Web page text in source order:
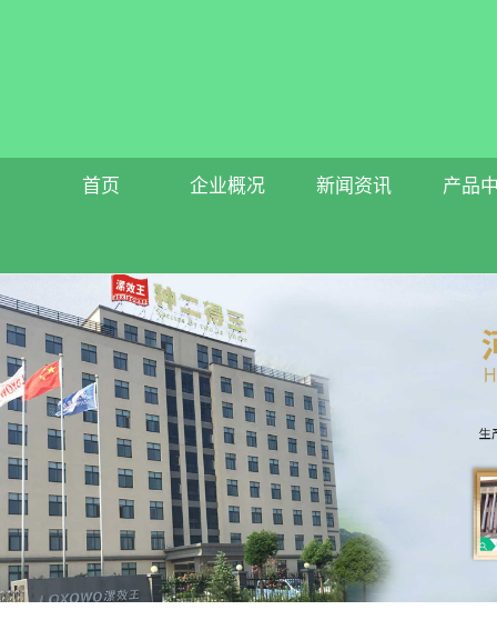
首页 企业概况 新闻资讯 产品